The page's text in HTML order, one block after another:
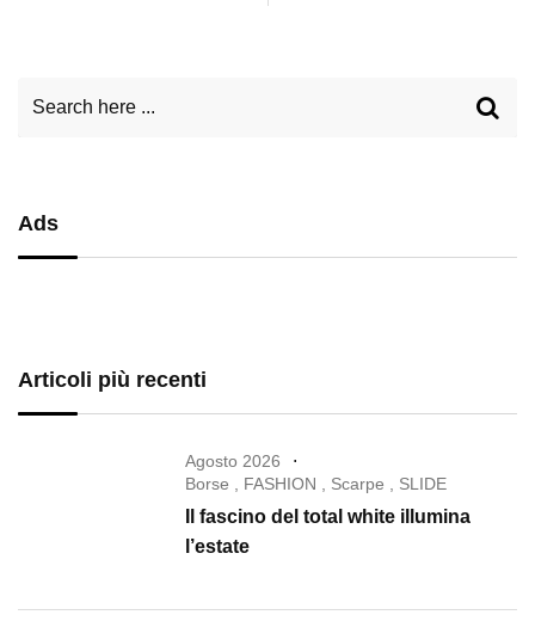
Ads
Articoli più recenti
Agosto 2026
Borse
FASHION Scarpe SLIDE
Il fascino del total white illumina
l’estate